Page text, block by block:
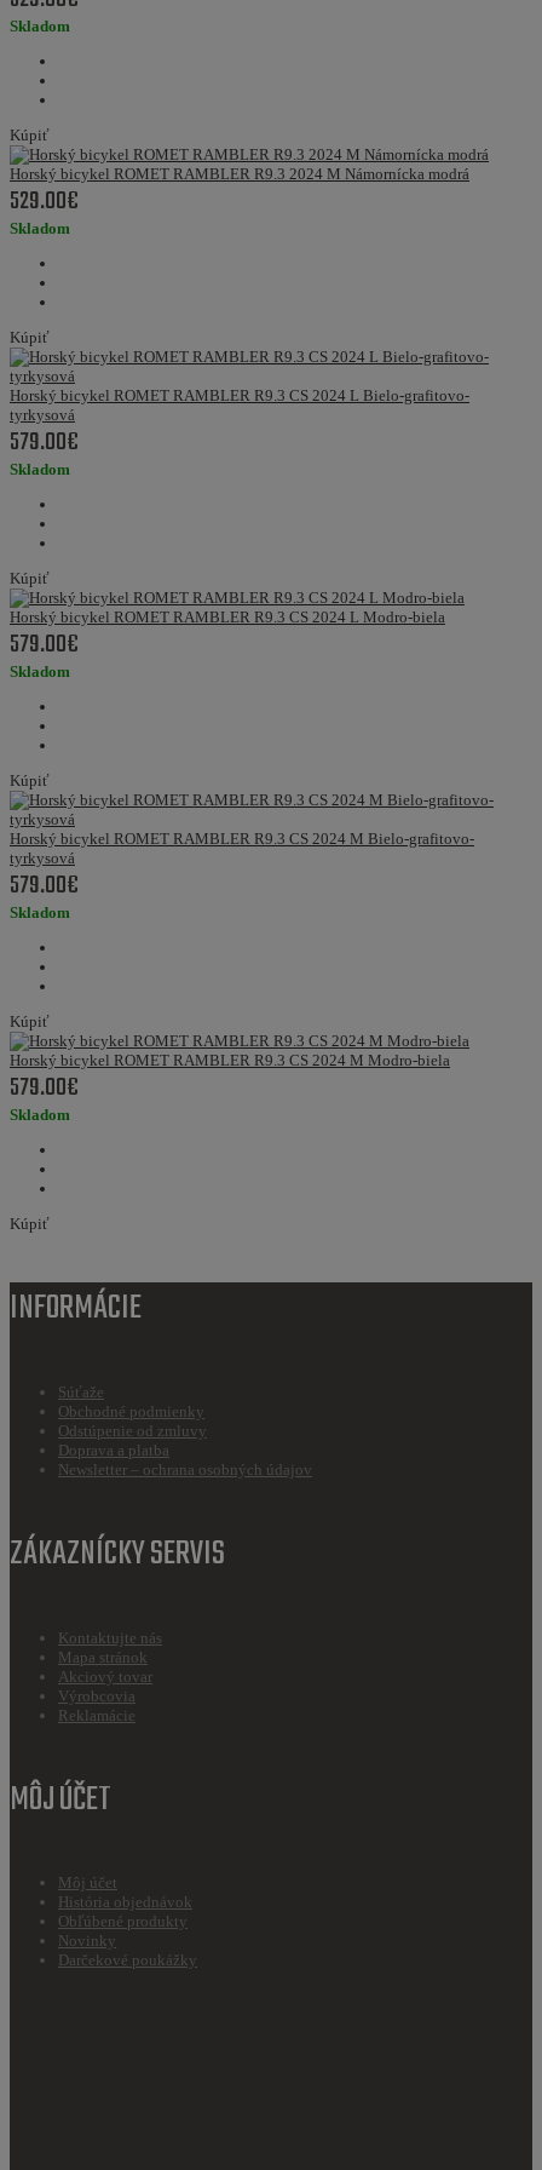
Skladom
Kúpiť
Horský bicykel ROMET RAMBLER R9.3 2024 M Námornícka modrá
529.00€
Skladom
Kúpiť
Horský bicykel ROMET RAMBLER R9.3 CS 2024 L Bielo-grafitovo-
tyrkysová
579.00€
Skladom
Kúpiť
Horský bicykel ROMET RAMBLER R9.3 CS 2024 L Modro-biela
579.00€
Skladom
Kúpiť
Horský bicykel ROMET RAMBLER R9.3 CS 2024 M Bielo-grafitovo-
tyrkysová
579.00€
Skladom
Kúpiť
Horský bicykel ROMET RAMBLER R9.3 CS 2024 M Modro-biela
579.00€
Skladom
Kúpiť
INFORMÁCIE
Súťaže
Obchodné podmienky
Odstúpenie od zmluvy
Doprava a platba
Newsletter – ochrana osobných údajov
ZÁKAZNÍCKY SERVIS
Kontaktujte nás
Mapa stránok
Akciový tovar
Výrobcovia
Reklamácie
MÔJ ÚČET
Môj účet
História objednávok
Obľúbené produkty
Novinky
Darčekové poukážky